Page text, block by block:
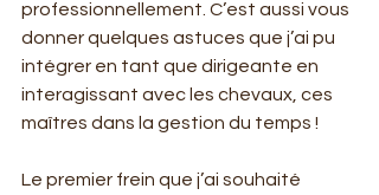
professionnellement. C’est aussi vous
donner quelques astuces que j’ai pu
intégrer en tant que dirigeante en
interagissant avec les chevaux, ces
maîtres dans la gestion du temps !
Le premier frein que j’ai souhaité